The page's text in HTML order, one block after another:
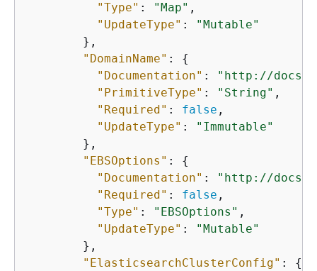
"Type" : "Map" ,
"UpdateType" :
"Mutable"
        },
"DomainName" : {
"Documentation" :
"http://
"PrimitiveType" : "String" ,
"Required" : false ,
"UpdateType" :
"Immutable"
        },
"EBSOptions" : {
"Documentation" :
"http://
"Required" : false ,
"Type" : "EBSOptions" ,
"UpdateType" :
"Mutable"
        },
"ElasticsearchClusterConfig" : {